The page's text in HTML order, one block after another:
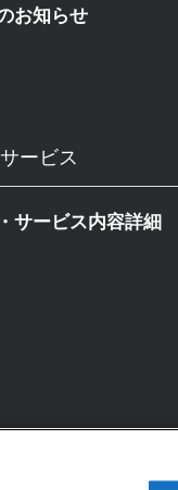
お知らせ
ービス
サービス内容詳細